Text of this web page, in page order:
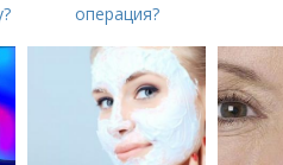
операция?